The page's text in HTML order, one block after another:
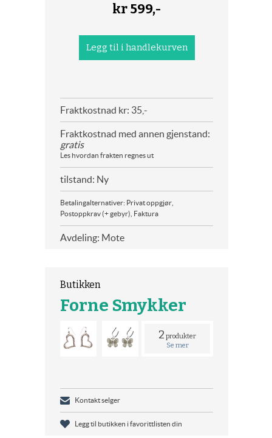
kr599,-
Fraktkostnad kr: 35,-
Fraktkostnad med annen gjenstand:
gratis
Les hvordan frakten regnes ut
tilstand: Ny
Betalingalternativer: Privat oppgjør,
Postoppkrav (+ gebyr), Faktura
Avdeling: Mote
Butikken
Forne Smykker
2 produkter
Se mer
Kontakt selger
Legg til butikken i favorittlisten din